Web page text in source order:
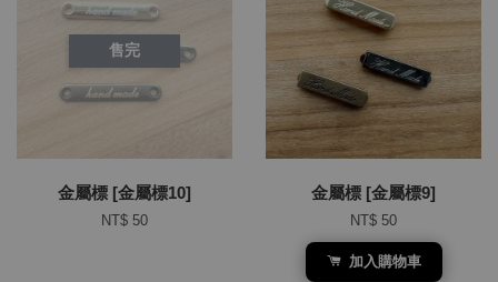
售完
金屬標 [金屬標10]
NT$ 50
金屬標 [金屬標9]
NT$ 50
加入購物車